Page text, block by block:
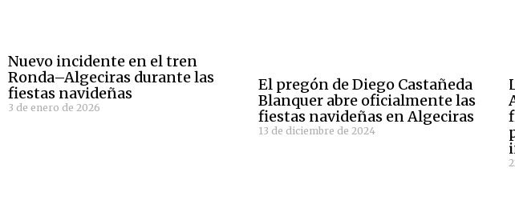
Nuevo incidente en el tren
Ronda–Algeciras durante las
fiestas navideñas
3 de enero de 2026
El pregón de Diego Castañeda
Blanquer abre oficialmente las
fiestas navideñas en Algeciras
13 de diciembre de 2024